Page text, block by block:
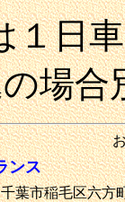
１日
場合
ンス
葉市稲毛区六方